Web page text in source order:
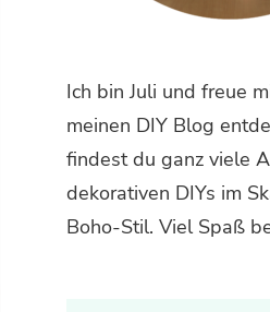
Ich bin Juli und freue
meinen DIY Blog
findest du ganz viele
dekorativen DIYs im
Boho-Stil. Viel Spaß